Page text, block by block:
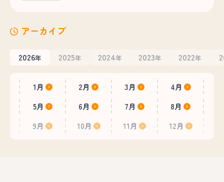
アーカイブ
2026年 2025年 2024年 2023年 2022年
1月 2月 3月
4月
5月
6月 7月
8月
9月
10月 11月 12月